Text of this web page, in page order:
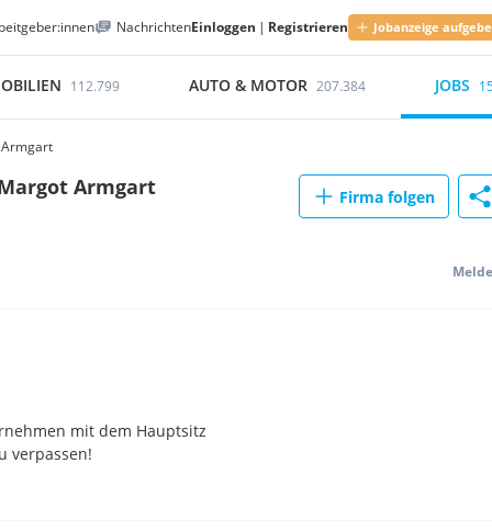
NachrichtenEinloggen | Registrieren Jobanzeige
112.799 AUTO & MOTOR 207.384 JOBS
Armgart Firma folgen
mit dem Hauptsitz
verpassen!